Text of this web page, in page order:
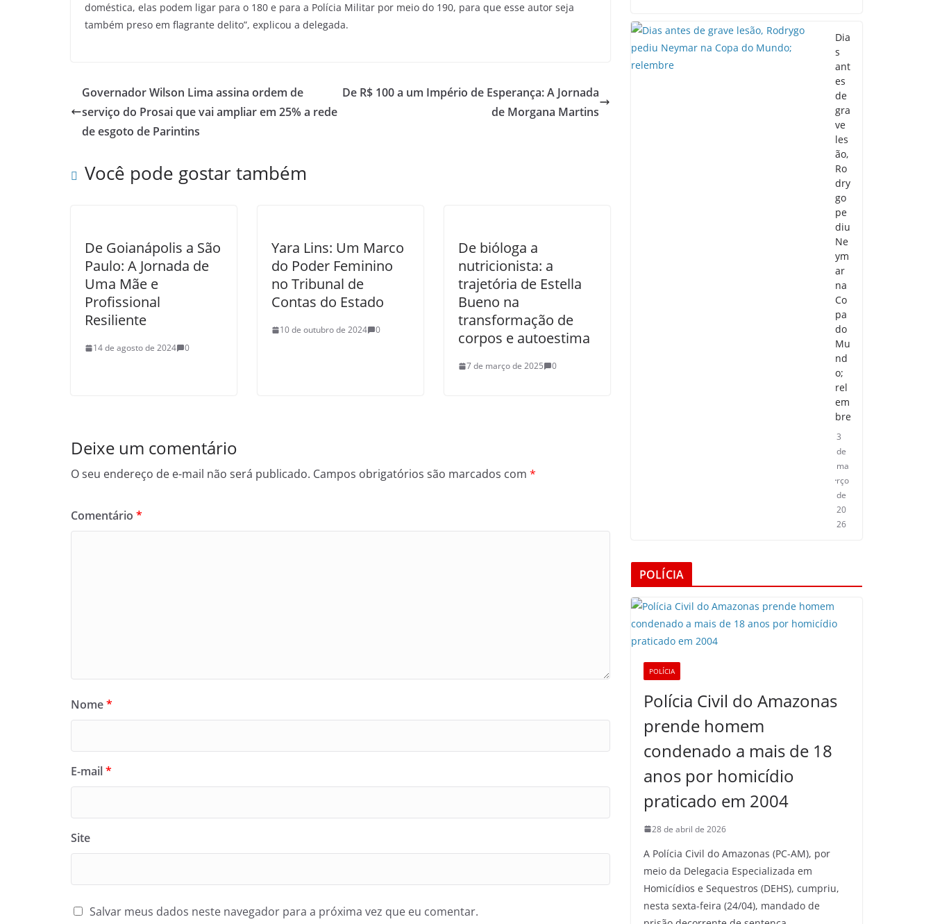
doméstica, elas podem ligar para o 180 e para a Polícia Militar por meio do 190, para que esse autor seja
também preso em flagrante delito”, explicou a delegada.
Governador Wilson Lima assina ordem de
serviço do Prosai que vai ampliar em 25% a rede
de esgoto de Parintins
De R$ 100 a um Império de Esperança: A Jornada
de Morgana Martins
Você pode gostar também
De Goianápolis a São
Paulo: A Jornada de
Uma Mãe e
Profissional
Resiliente
14 de agosto de 2024 0
Yara Lins: Um Marco
do Poder Feminino
no Tribunal de
Contas do Estado
10 de outubro de 2024 0
De bióloga a
nutricionista: a
trajetória de Estella
Bueno na
transformação de
corpos e autoestima
7 de março de 2025 0
Deixe um comentário
O seu endereço de e-mail não será publicado. Campos obrigatórios são marcados com *
Comentário *
Nome*
E-mail*
Site
Salvar meus dados neste navegador para a próxima vez que eu comentar.
Dia
s
ant
es
de
gra
ve
les
ão,
Ro
dry
go
pe
diu
Ne
ym
ar
na
Co
pa
do
Mu
nd
o;
rel
em
bre
3
de
ma
rço
de
20
26
POLÍCIA
POLÍCIA
Polícia Civil do Amazonas
prende homem
condenado a mais de 18
anos por homicídio
praticado em 2004
28 de abril de 2026
A Polícia Civil do Amazonas (PC-AM), por
meio da Delegacia Especializada em
Homicídios e Sequestros (DEHS), cumpriu,
nesta sexta-feira (24/04), mandado de